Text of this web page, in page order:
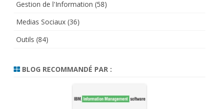
Gestion de l'Information (58)
Medias Sociaux (36)
Outils (84)
BLOG RECOMMANDÉ PAR :